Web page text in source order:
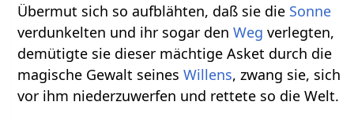
Übermut sich so aufblähten, daß sie die Sonne
verdunkelten und ihr sogar denWeg verlegten,
demütigte sie dieser mächtige Asket durch die
magische Gewalt seinesWillens, zwang sie, sich
vor ihm niederzuwerfen und rettete so die Welt.